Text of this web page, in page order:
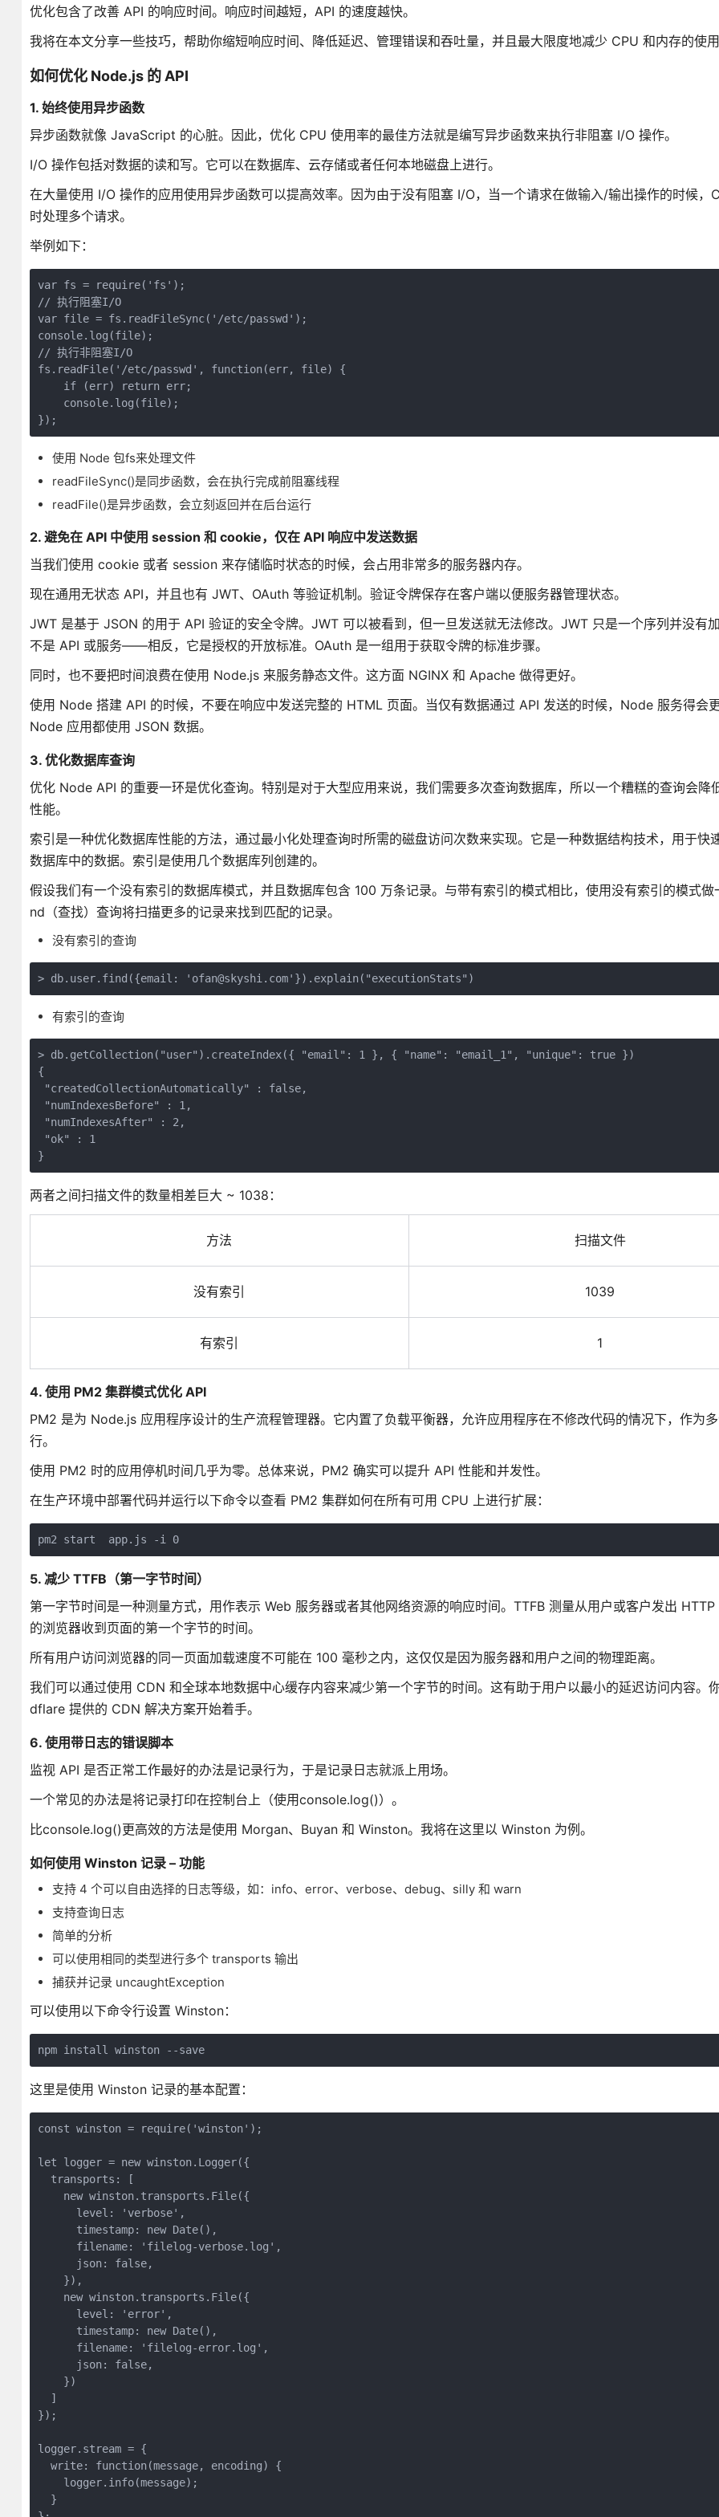
优化包含了改善 API 的响应时间。响应时间越短，API 的速度越快。
我将在本文分享一些技巧，帮助你缩短响应时间、降低延迟、管理错误和吞吐量，并且最大限度地减少 CPU 和内存的使用
如何优化 Node.js 的 API
1. 始终使用异步函数
异步函数就像 JavaScript 的心脏。因此，优化 CPU 使用率的最佳方法就是编写异步函数来执行非阻塞 I/O 操作。
I/O 操作包括对数据的读和写。它可以在数据库、云存储或者任何本地磁盘上进行。
在大量使用 I/O 操作的应用使用异步函数可以提高效率。因为由于没有阻塞 I/O，当一个请求在做输入/输出操作的时候，
时处理多个请求。
举例如下：
var fs = require('fs');
// 执行阻塞I/O
var file = fs.readFileSync('/etc/passwd');
console.log(file);
// 执行非阻塞I/O
fs.readFile('/etc/passwd', function(err, file) {
    if (err) return err;
    console.log(file);
});
使用 Node 包fs来处理文件
readFileSync()是同步函数，会在执行完成前阻塞线程
readFile()是异步函数，会立刻返回并在后台运行
2. 避免在 API 中使用 session 和 cookie，仅在 API 响应中发送数据
当我们使用 cookie 或者 session 来存储临时状态的时候，会占用非常多的服务器内存。
现在通用无状态 API，并且也有 JWT、OAuth 等验证机制。验证令牌保存在客户端以便服务器管理状态。
JWT 是基于 JSON 的用于 API 验证的安全令牌。JWT 可以被看到，但一旦发送就无法修改。JWT 只是一个序列并没有
不是 API 或服务——相反，它是授权的开放标准。OAuth 是一组用于获取令牌的标准步骤。
同时，也不要把时间浪费在使用 Node.js 来服务静态文件。这方面 NGINX 和 Apache 做得更好。
使用 Node 搭建 API 的时候，不要在响应中发送完整的 HTML 页面。当仅有数据通过 API 发送的时候，Node 服务得会
Node 应用都使用 JSON 数据。
3. 优化数据库查询
优化 Node API 的重要一环是优化查询。特别是对于大型应用来说，我们需要多次查询数据库，所以一个糟糕的查询会降
性能。
索引是一种优化数据库性能的方法，通过最小化处理查询时所需的磁盘访问次数来实现。它是一种数据结构技术，用于快
数据库中的数据。索引是使用几个数据库列创建的。
假设我们有一个没有索引的数据库模式，并且数据库包含 100 万条记录。与带有索引的模式相比，使用没有索引的模式
nd（查找）查询将扫描更多的记录来找到匹配的记录。
没有索引的查询
> db.user.find({email: 'ofan@skyshi.com'}).explain("executionStats")
有索引的查询
> db.getCollection("user").createIndex({ "email": 1 }, { "name": "email_1", "unique": true })
{
"createdCollectionAutomatically" : false,
"numIndexesBefore" : 1,
"numIndexesAfter" : 2,
"ok" : 1
}
两者之间扫描文件的数量相差巨大 ~ 1038：
方法 扫描文件
没有索引 1039
有索引 1
4. 使用 PM2 集群模式优化 API
PM2 是为 Node.js 应用程序设计的生产流程管理器。它内置了负载平衡器，允许应用程序在不修改代码的情况下，作为
行。
使用 PM2 时的应用停机时间几乎为零。总体来说，PM2 确实可以提升 API 性能和并发性。
在生产环境中部署代码并运行以下命令以查看 PM2 集群如何在所有可用 CPU 上进行扩展：
pm2 start  app.js -i 0
5. 减少 TTFB（第一字节时间）
第一字节时间是一种测量方式，用作表示 Web 服务器或者其他网络资源的响应时间。TTFB 测量从用户或客户发出 HTTP
的浏览器收到页面的第一个字节的时间。
所有用户访问浏览器的同一页面加载速度不可能在 100 毫秒之内，这仅仅是因为服务器和用户之间的物理距离。
我们可以通过使用 CDN 和全球本地数据中心缓存内容来减少第一个字节的时间。这有助于用户以最小的延迟访问内容。
dflare 提供的 CDN 解决方案开始着手。
6. 使用带日志的错误脚本
监视 API 是否正常工作最好的办法是记录行为，于是记录日志就派上用场。
一个常见的办法是将记录打印在控制台上（使用console.log()）。
比console.log()更高效的方法是使用 Morgan、Buyan 和 Winston。我将在这里以 Winston 为例。
如何使用 Winston 记录 – 功能
支持 4 个可以自由选择的日志等级，如：info、error、verbose、debug、silly 和 warn
支持查询日志
简单的分析
可以使用相同的类型进行多个 transports 输出
捕获并记录 uncaughtException
可以使用以下命令行设置 Winston：
npm install winston --save
这里是使用 Winston 记录的基本配置：
const winston = require('winston');
let logger = new winston.Logger({
  transports: [
    new winston.transports.File({
      level: 'verbose',
      timestamp: new Date(),
      filename: 'filelog-verbose.log',
      json: false,
    }),
    new winston.transports.File({
      level: 'error',
      timestamp: new Date(),
      filename: 'filelog-error.log',
      json: false,
    })
  ]
});
logger.stream = {
  write: function(message, encoding) {
    logger.info(message);
  }